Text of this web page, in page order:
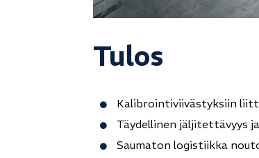
Tulos
Kalibrointiviivästyksiin
Täydellinen jäljitettävyys
Saumaton logistiikka